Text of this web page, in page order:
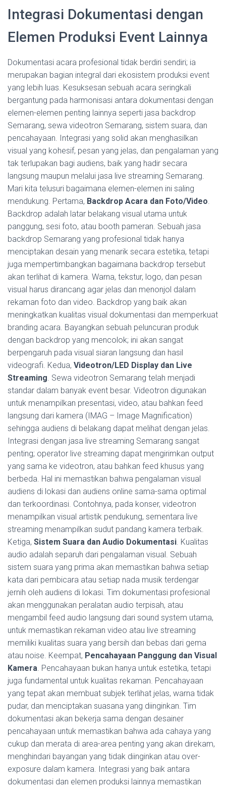
Integrasi Dokumentasi dengan
Elemen Produksi Event Lainnya
Dokumentasi acara profesional tidak berdiri sendiri; ia
merupakan bagian integral dari ekosistem produksi event
yang lebih luas. Kesuksesan sebuah acara seringkali
bergantung pada harmonisasi antara dokumentasi dengan
elemen-elemen penting lainnya seperti jasa backdrop
Semarang, sewa videotron Semarang, sistem suara, dan
pencahayaan. Integrasi yang solid akan menghasilkan
visual yang kohesif, pesan yang jelas, dan pengalaman yang
tak terlupakan bagi audiens, baik yang hadir secara
langsung maupun melalui jasa live streaming Semarang.
Mari kita telusuri bagaimana elemen-elemen ini saling
mendukung. Pertama, Backdrop Acara dan Foto/Video.
Backdrop adalah latar belakang visual utama untuk
panggung, sesi foto, atau booth pameran. Sebuah jasa
backdrop Semarang yang profesional tidak hanya
menciptakan desain yang menarik secara estetika, tetapi
juga mempertimbangkan bagaimana backdrop tersebut
akan terlihat di kamera. Warna, tekstur, logo, dan pesan
visual harus dirancang agar jelas dan menonjol dalam
rekaman foto dan video. Backdrop yang baik akan
meningkatkan kualitas visual dokumentasi dan memperkuat
branding acara. Bayangkan sebuah peluncuran produk
dengan backdrop yang mencolok; ini akan sangat
berpengaruh pada visual siaran langsung dan hasil
videografi. Kedua, Videotron/LED Display dan Live
Streaming. Sewa videotron Semarang telah menjadi
standar dalam banyak event besar. Videotron digunakan
untuk menampilkan presentasi, video, atau bahkan feed
langsung dari kamera (IMAG – Image Magnification)
sehingga audiens di belakang dapat melihat dengan jelas.
Integrasi dengan jasa live streaming Semarang sangat
penting; operator live streaming dapat mengirimkan output
yang sama ke videotron, atau bahkan feed khusus yang
berbeda. Hal ini memastikan bahwa pengalaman visual
audiens di lokasi dan audiens online sama-sama optimal
dan terkoordinasi. Contohnya, pada konser, videotron
menampilkan visual artistik pendukung, sementara live
streaming menampilkan sudut pandang kamera terbaik.
Ketiga, Sistem Suara dan Audio Dokumentasi. Kualitas
audio adalah separuh dari pengalaman visual. Sebuah
sistem suara yang prima akan memastikan bahwa setiap
kata dari pembicara atau setiap nada musik terdengar
jernih oleh audiens di lokasi. Tim dokumentasi profesional
akan menggunakan peralatan audio terpisah, atau
mengambil feed audio langsung dari sound system utama,
untuk memastikan rekaman video atau live streaming
memiliki kualitas suara yang bersih dan bebas dari gema
atau noise. Keempat, Pencahayaan Panggung dan Visual
Kamera. Pencahayaan bukan hanya untuk estetika, tetapi
juga fundamental untuk kualitas rekaman. Pencahayaan
yang tepat akan membuat subjek terlihat jelas, warna tidak
pudar, dan menciptakan suasana yang diinginkan. Tim
dokumentasi akan bekerja sama dengan desainer
pencahayaan untuk memastikan bahwa ada cahaya yang
cukup dan merata di area-area penting yang akan direkam,
menghindari bayangan yang tidak diinginkan atau over-
exposure dalam kamera. Integrasi yang baik antara
dokumentasi dan elemen produksi lainnya memastikan